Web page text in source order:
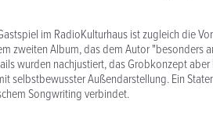
im RadioKulturhaus ist zugleich die
zweiten Album, das dem Autor "besonders
wurden nachjustiert, das Grobkonzept
selbstbewusster Außendarstellung. Ein
Songwriting verbindet.